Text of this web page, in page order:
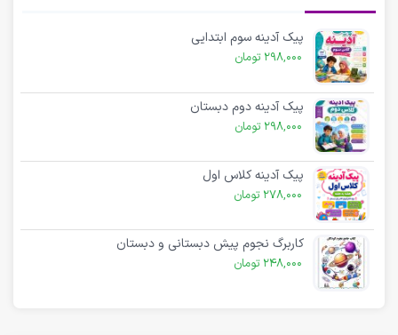
پیک آدینه سوم ابتدایی
298,000 تومان
پیک آدینه دوم دبستان
298,000 تومان
پیک آدینه کلاس اول
278,000 تومان
کاربرگ نجوم پیش دبستانی و دبستان
248,000 تومان